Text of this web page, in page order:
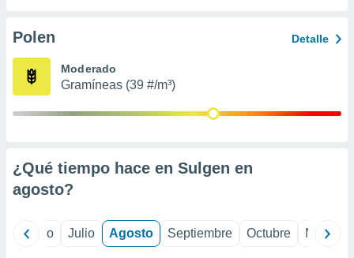
e
mediante
de
1199
Polen Detalle
Moderado
Gramíneas (39 #/m³)
¿Qué tiempo hace en Sulgen en
agosto?
Junio Julio Agosto Septiembre Octubre